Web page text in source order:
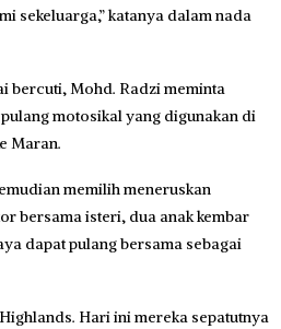
sekeluarga,” katanya dalam nada
bercuti, Mohd. Radzi meminta
motosikal yang digunakan di
Maran.
memilih meneruskan
bersama isteri, dua anak kembar
dapat pulang bersama sebagai
Hari ini mereka sepatutnya